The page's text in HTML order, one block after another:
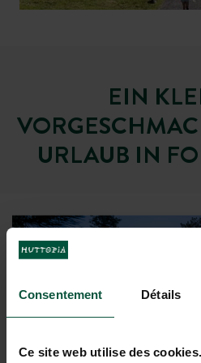
Consentement Détails
Ce site web utilise des cookies.
EIN
URLAUB IN